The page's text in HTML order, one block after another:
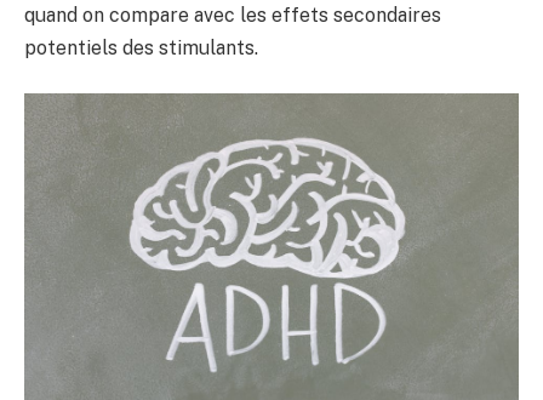
quand on compare avec les effets secondaires
potentiels des stimulants.